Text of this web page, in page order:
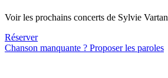
Voir les prochains concerts de Sylvie Vartan
Réserver
Chanson manquante ? Proposer les paroles